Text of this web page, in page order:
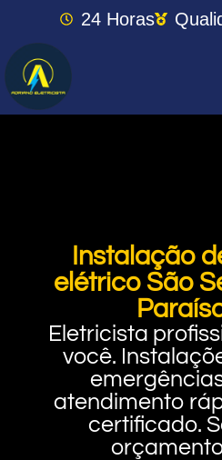
24 Horas
Instalação
elétrico São
Eletricista
você.
atendimento
certificado.